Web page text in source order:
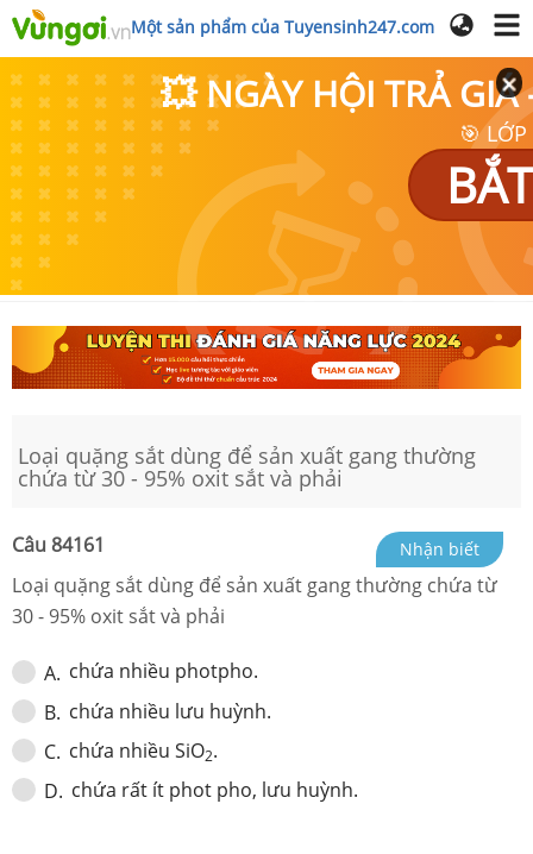
Một sản phẩm của Tuyensinh247.com
💥 NGÀY HỘI TRẢ GIÁ
🎯
Loại quặng sắt dùng để sản xuất gang thường
chứa từ 30 - 95% oxit sắt và phải
Câu 84161 Nhận biết
Loại quặng sắt dùng để sản xuất gang thường chứa từ
30 - 95% oxit sắt và phải
A. chứa nhiều photpho.
B. chứa nhiều lưu huỳnh.
C. chứa nhiều SiO2.
D. chứa rất ít phot pho, lưu huỳnh.